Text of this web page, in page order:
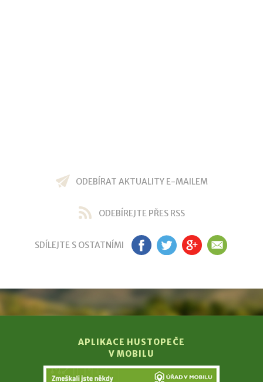
ODEBÍRAT AKTUALITY E-MAILEM
ODEBÍREJTE PŘES RSS
SDÍLEJTE S OSTATNÍMI FB TW GP EM
APLIKACE HUSTOPEČE
V MOBILU